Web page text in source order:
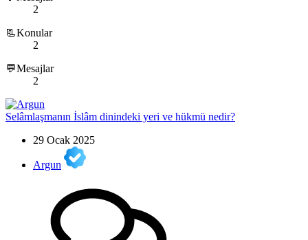
2
📃Konular
2
💬Mesajlar
2
Selâmlaşmanın İslâm dinindeki yeri ve hükmü nedir?
29 Ocak 2025
Argun